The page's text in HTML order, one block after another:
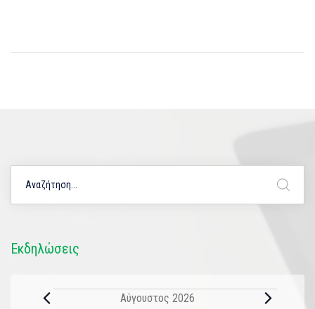
Εκδηλώσεις
Αύγουστος 2026